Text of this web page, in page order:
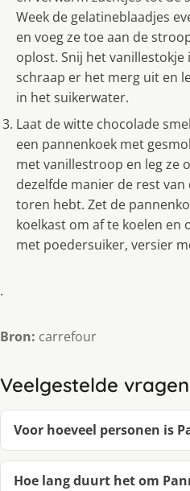
Week de gelatineblaadjes
en voeg ze toe aan de
oplost. Snij het vanillestokje
schraap er het merg uit en
in het suikerwater.
Laat de witte chocolade
een pannenkoek met
met vanillestroop en leg ze
dezelfde manier de rest
toren hebt. Zet de
koelkast om af te koelen en
met poedersuiker, versier
.
Bron: carrefour
Veelgestelde vragen
Voor hoeveel personen is
Hoe lang duurt het om